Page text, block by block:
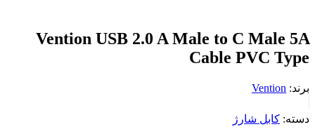
Vention USB 2.0 A Male to C Male 5A
Cable PVC Type
برند: Vention
دسته: کابل شارژ